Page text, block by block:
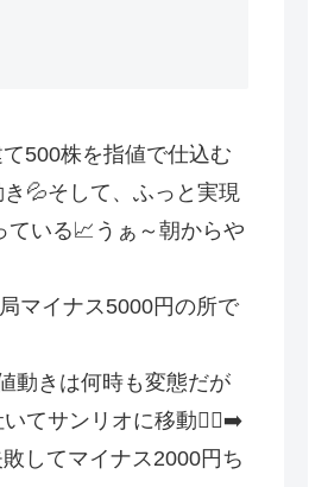
500株を指値で仕込む
💦そして、ふっと実現
いる📈うぁ～朝からや
マイナス5000円の所で
動きは何時も変態だが
てサンリオに移動🏃‍♂️‍➡️
してマイナス2000円ち